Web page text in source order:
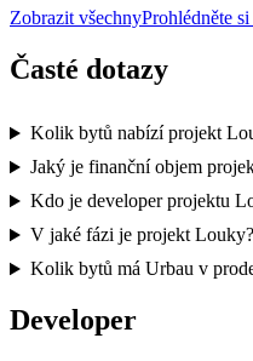
Zobrazit všechnyProhlédněte
Časté dotazy
Kolik bytů nabízí projekt
Jaký je finanční objem
Kdo je developer projektu
V jaké fázi je projekt Louky?
Kolik bytů má Urbau v
Developer